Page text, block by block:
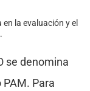
la evaluación y el
se denomina
Para